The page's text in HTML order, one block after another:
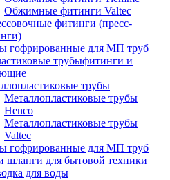
Обжимные фитинги Valtec
фитинги (пресс-
гофрированные для МП труб
трубыфитинги и
трубы
Металлопластиковые трубы
Henco
Металлопластиковые трубы
Valtec
гофрированные для МП труб
шланги для бытовой техники
для воды